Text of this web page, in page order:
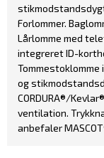
Forlommer.
Lårlomme med
integreret ID-
Tommestoklomme
og
CORDURA®/
ventilation.
anbefaler